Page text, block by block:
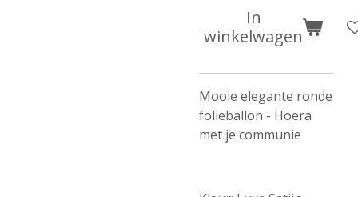
In
winkelwagen
Mooie elegante ronde
folieballon - Hoera
met je communie